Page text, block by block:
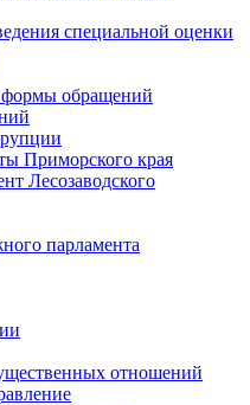
специальной оценки
формы обращений
Приморского края
Лесозаводского
парламента
отношений